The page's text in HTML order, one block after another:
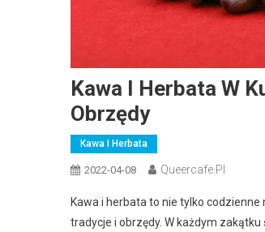
Kawa I Herbata W
Obrzędy
Kawa I Herbata
2022-04-08 Queercafe.pl
Kawa i herbata to nie tylko
tradycje i obrzędy. W każdym